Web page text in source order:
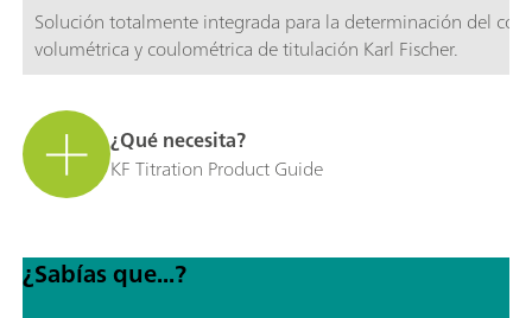
Solución totalmente integrada para la determinación del
volumétrica y coulométrica de titulación Karl Fischer.
¿Qué necesita?
KF Titration Product Guide
¿Sabías que...?